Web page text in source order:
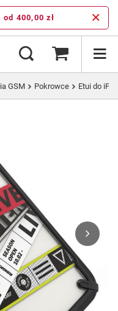
od 400,00 zł
GSM Pokrowce Etui do